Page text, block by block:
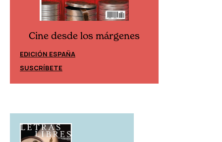
Cine desde los márgenes
EDICIÓN ESPAÑA
SUSCRÍBETE